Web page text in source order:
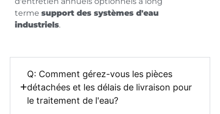
terme support des systèmes d'eau
industriels.
Q: Comment gérez-vous les pièces
détachées et les délais de livraison pour
le traitement de l'eau?